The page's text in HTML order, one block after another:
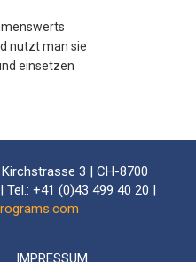
nutzt man sie
einsetzen
3 | CH-8700
+41 (0)43 499 40 20 |
IMPRESSUM